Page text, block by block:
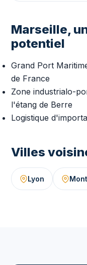
Marseille,
potentiel
Grand Port
de France
Zone industrialo-
l'étang de Berre
Logistique
Villes
Lyon